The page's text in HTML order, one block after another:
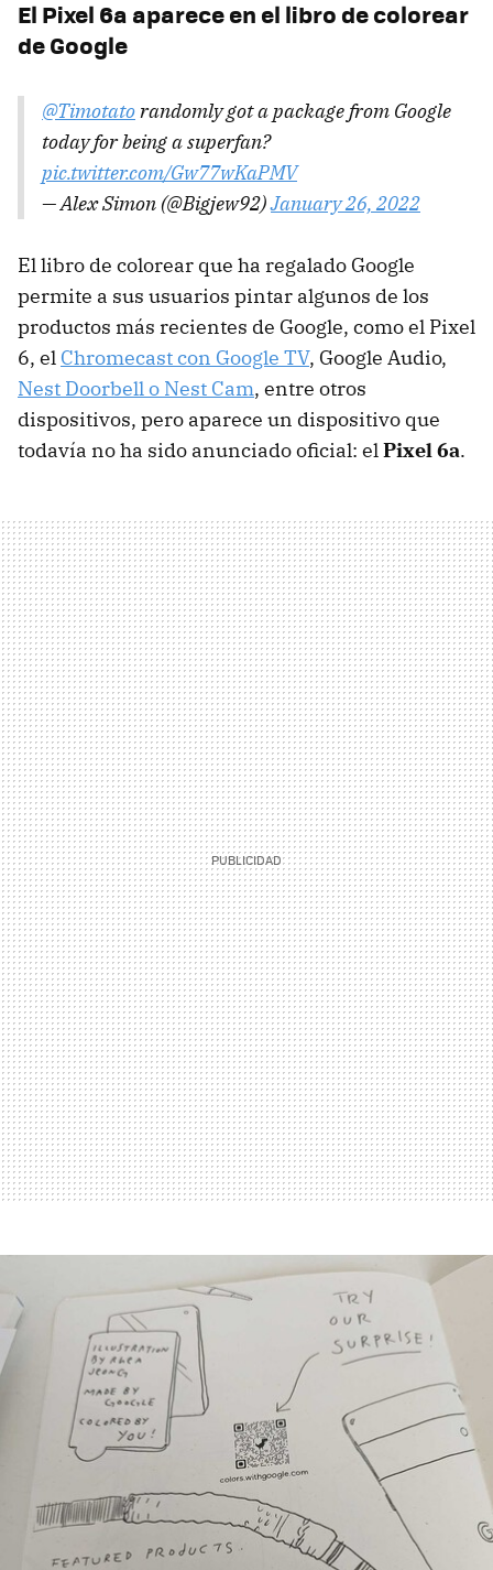
El Pixel 6a aparece en el libro de colorear
de Google
@Timotato randomly got a package from Google
today for being a superfan?
pic.twitter.com/Gw77wKaPMV
— Alex Simon (@Bigjew92)January 26, 2022
El libro de colorear que ha regalado Google
permite a sus usuarios pintar algunos de los
productos más recientes de Google, como el Pixel
6, el Chromecast con Google TV, Google Audio,
Nest Doorbell o Nest Cam, entre otros
dispositivos, pero aparece un dispositivo que
todavía no ha sido anunciado oficial: el Pixel 6a.